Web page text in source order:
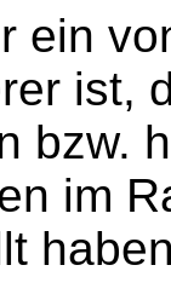
ein
ist,
bzw.
im